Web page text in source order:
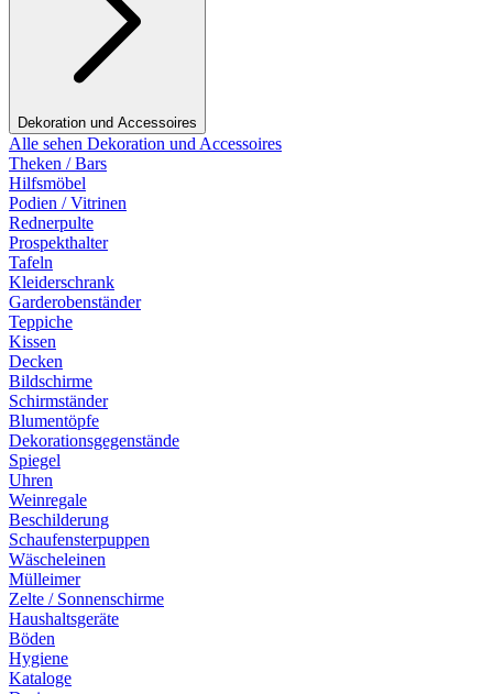
Dekoration und Accessoires
Alle sehen Dekoration und Accessoires
Theken / Bars
Hilfsmöbel
Podien / Vitrinen
Rednerpulte
Prospekthalter
Tafeln
Kleiderschrank
Garderobenständer
Teppiche
Kissen
Decken
Bildschirme
Schirmständer
Blumentöpfe
Dekorationsgegenstände
Spiegel
Uhren
Weinregale
Beschilderung
Schaufensterpuppen
Wäscheleinen
Mülleimer
Zelte / Sonnenschirme
Haushaltsgeräte
Böden
Hygiene
Kataloge